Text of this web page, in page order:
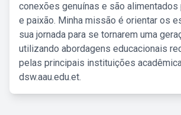
conexões genuínas e são
e paixão. Minha missão é orientar os
sua jornada para se tornarem uma
utilizando abordagens educacionais
pelas principais instituições
dsw.aau.edu.et.